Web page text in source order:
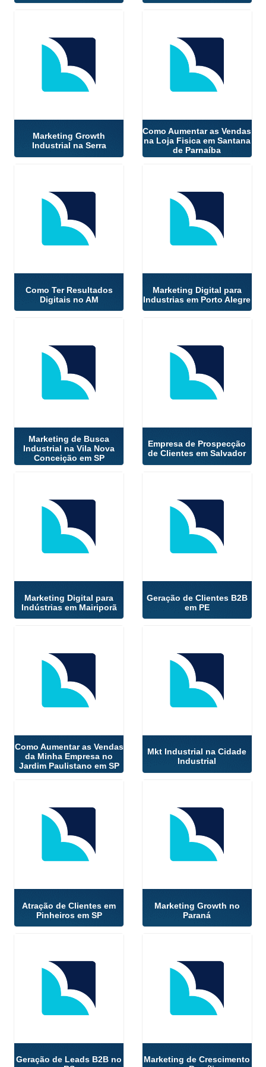
Marketing Growth
Industrial na Serra
Como Aumentar as Vendas
na Loja Fisica em Santana
de Parnaíba
Como Ter Resultados
Digitais no AM
Marketing Digital para
Industrias em Porto Alegre
Marketing de Busca
Industrial na Vila Nova
Conceição em SP
Empresa de Prospecção
de Clientes em Salvador
Marketing Digital para
Indústrias em Mairiporã
Geração de Clientes B2B
em PE
Como Aumentar as Vendas
da Minha Empresa no
Jardim Paulistano em SP
Mkt Industrial na Cidade
Industrial
Atração de Clientes em
Pinheiros em SP
Marketing Growth no
Paraná
Geração de Leads B2B no
Marketing de Crescimento